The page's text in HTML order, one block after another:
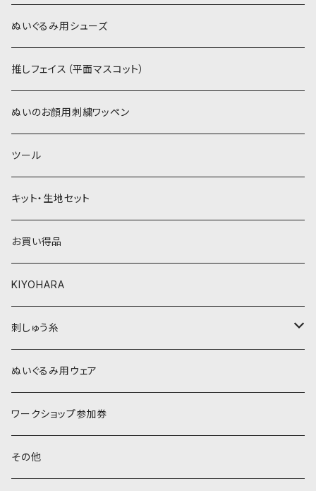
カーリーベルボア
パウダーボア（4mm）
ウィッグボア（8cm）
黄色・クリーム系
ベージュ・ブラウン系
白系
黄色・クリーム系
ベージュ・ブラウン系
ミニワッペン
リボン
ぬいぐるみ用シューズ
推しフェイス（平面マスコット）
ぬいのお顔用刺繍ワッペン
ツール
キット・生地セット
お買い得品
KIYOHARA
刺しゅう糸
COSMO 25番刺しゅう糸
ぬいぐるみ用ウェア
ワークショップ参加券
その他